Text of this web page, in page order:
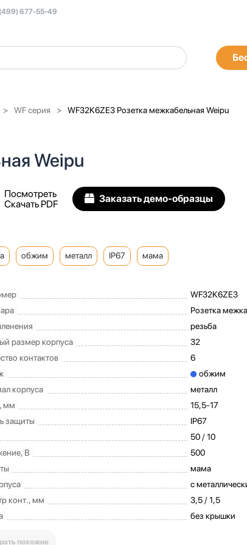
677-55-49
WF серия WF32K6ZE3 Розетка межкабельная Weipu
Weipu
Посмотреть
Скачать PDF
Заказать демо-образцы
обжим металл IP67 мама
WF32K6ZE3
Розетка
резьба
размер корпуса
32
контактов
6
обжим
корпуса
металл
мм
15,5-17
защиты
IP67
50 / 10
В
500
мама
с
конт., мм
3,5 / 1,5
без крышки
похожие